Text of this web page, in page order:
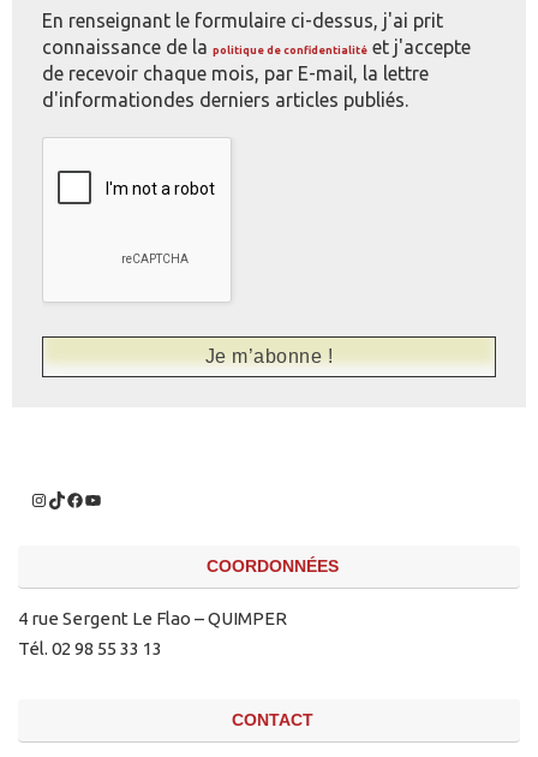
En renseignant le formulaire ci-dessus, j'ai prit
connaissance de la politique de confidentialité et j'accepte
de recevoir chaque mois, par E-mail, la lettre
d'informationdes derniers articles publiés.
COORDONNÉES
4 rue Sergent Le Flao – QUIMPER
Tél. 02 98 55 33 13
CONTACT